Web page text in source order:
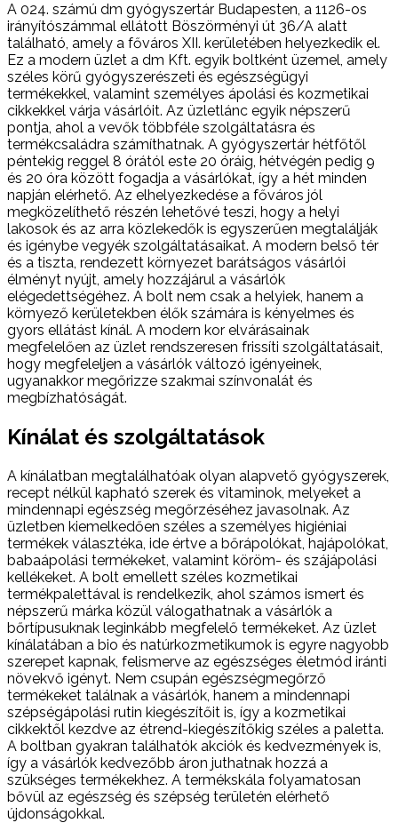
A 024. számú dm gyógyszertár Budapesten, a 1126-os
irányítószámmal ellátott Böszörményi út 36/A alatt
található, amely a főváros XII. kerületében helyezkedik el.
Ez a modern üzlet a dm Kft. egyik boltként üzemel, amely
széles körű gyógyszerészeti és egészségügyi
termékekkel, valamint személyes ápolási és kozmetikai
cikkekkel várja vásárlóit. Az üzletlánc egyik népszerű
pontja, ahol a vevők többféle szolgáltatásra és
termékcsaládra számíthatnak. A gyógyszertár hétfőtől
péntekig reggel 8 órától este 20 óráig, hétvégén pedig 9
és 20 óra között fogadja a vásárlókat, így a hét minden
napján elérhető. Az elhelyezkedése a főváros jól
megközelíthető részén lehetővé teszi, hogy a helyi
lakosok és az arra közlekedők is egyszerűen megtalálják
és igénybe vegyék szolgáltatásaikat. A modern belső tér
és a tiszta, rendezett környezet barátságos vásárlói
élményt nyújt, amely hozzájárul a vásárlók
elégedettségéhez. A bolt nem csak a helyiek, hanem a
környező kerületekben élők számára is kényelmes és
gyors ellátást kínál. A modern kor elvárásainak
megfelelően az üzlet rendszeresen frissíti szolgáltatásait,
hogy megfeleljen a vásárlók változó igényeinek,
ugyanakkor megőrizze szakmai színvonalát és
megbízhatóságát.
Kínálat és szolgáltatások
A kínálatban megtalálhatóak olyan alapvető gyógyszerek,
recept nélkül kapható szerek és vitaminok, melyeket a
mindennapi egészség megőrzéséhez javasolnak. Az
üzletben kiemelkedően széles a személyes higiéniai
termékek választéka, ide értve a bőrápolókat, hajápolókat,
babaápolási termékeket, valamint köröm- és szájápolási
kellékeket. A bolt emellett széles kozmetikai
termékpalettával is rendelkezik, ahol számos ismert és
népszerű márka közül válogathatnak a vásárlók a
bőrtípusuknak leginkább megfelelő termékeket. Az üzlet
kínálatában a bio és natúrkozmetikumok is egyre nagyobb
szerepet kapnak, felismerve az egészséges életmód iránti
növekvő igényt. Nem csupán egészségmegőrző
termékeket találnak a vásárlók, hanem a mindennapi
szépségápolási rutin kiegészítőit is, így a kozmetikai
cikkektől kezdve az étrend-kiegészítőkig széles a paletta.
A boltban gyakran találhatók akciók és kedvezmények is,
így a vásárlók kedvezőbb áron juthatnak hozzá a
szükséges termékekhez. A termékskála folyamatosan
bővül az egészség és szépség területén elérhető
újdonságokkal.